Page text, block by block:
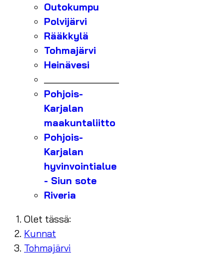
Outokumpu
Polvijärvi
Rääkkylä
Tohmajärvi
Heinävesi
Pohjois-
Karjalan
maakuntaliitto
Pohjois-
Karjalan
hyvinvointialue
- Siun sote
Riveria
Olet tässä:
Kunnat
Tohmajärvi